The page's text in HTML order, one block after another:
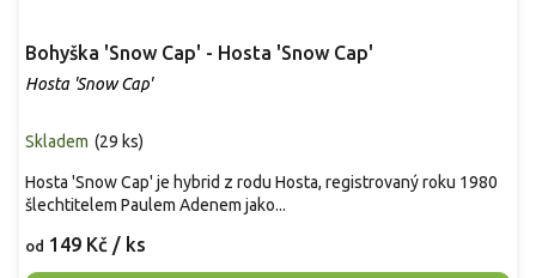
Bohyška 'Snow Cap' - Hosta 'Snow Cap'
Hosta 'Snow Cap'
Skladem (29 ks)
od 149 Kč / ks
Hosta 'Snow Cap' je hybrid z rodu Hosta, registrovaný roku 1980
šlechtitelem Paulem Adenem jako...